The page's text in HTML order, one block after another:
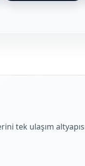
tek ulaşım